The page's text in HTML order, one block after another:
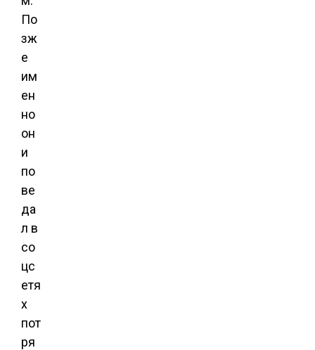
По
зж
е
им
ен
но
он
и
по
ве
да
л в
со
цс
етя
х
пот
ря